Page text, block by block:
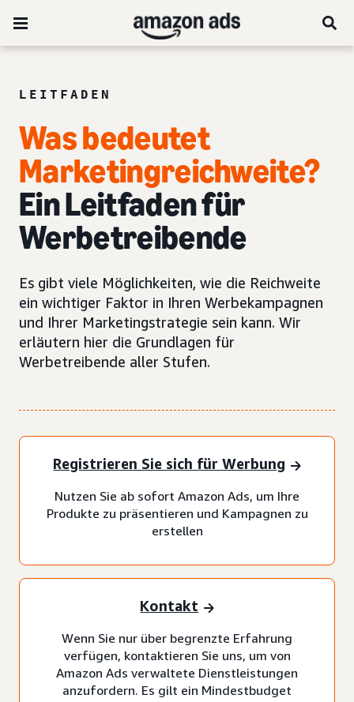
LEITFADEN
Was bedeutet
Marketingreichweite?
Ein Leitfaden für
Werbetreibende
Es gibt viele Möglichkeiten, wie die Reichweite
ein wichtiger Faktor in Ihren Werbekampagnen
und Ihrer Marketingstrategie sein kann. Wir
erläutern hier die Grundlagen für
Werbetreibende aller Stufen.
Registrieren Sie sich für Werbung
Nutzen Sie ab sofort Amazon Ads, um Ihre
Produkte zu präsentieren und Kampagnen zu
erstellen
Kontakt
Wenn Sie nur über begrenzte Erfahrung
verfügen, kontaktieren Sie uns, um von
Amazon Ads verwaltete Dienstleistungen
anzufordern. Es gilt ein Mindestbudget